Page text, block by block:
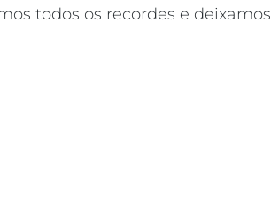
todos os recordes e deixamos